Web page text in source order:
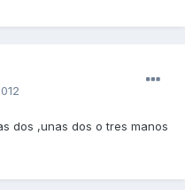
dos ,unas dos o tres manos